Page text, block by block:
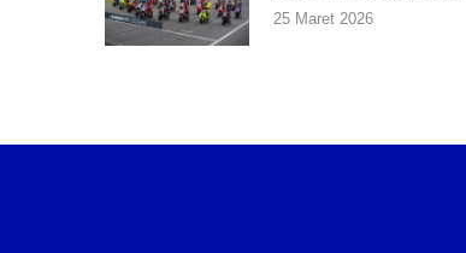
25 Maret 2026